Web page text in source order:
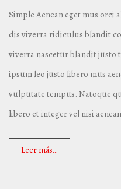
Simple Aenean eget mus orci
dis viverra ridiculus blandit
viverra nascetur blandit justo
ipsum leo justo libero mus
vulputate tempus. Natoque
libero et integer vel nisi
Leer más...